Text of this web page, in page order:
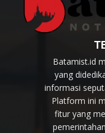
Batamist.id
yang
informasi
Platform ini
fitur yang